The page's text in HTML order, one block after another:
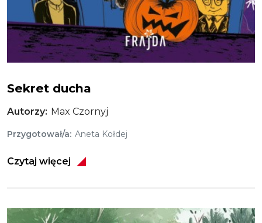
Sekret ducha
Autorzy Max Czornyj
Przygotował/a Aneta Kołdej
Czytaj więcej
Obraz